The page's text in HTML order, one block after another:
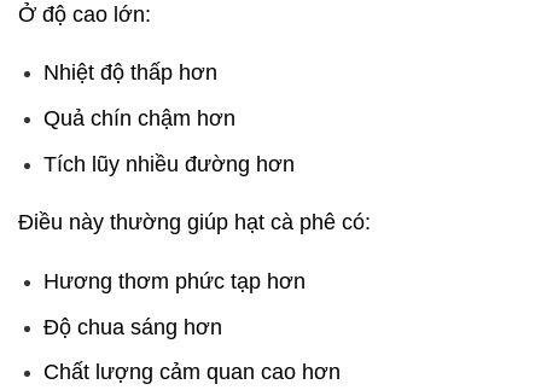
Ở độ cao lớn:
Nhiệt độ thấp hơn
Quả chín chậm hơn
Tích lũy nhiều đường hơn
Điều này thường giúp hạt cà phê có:
Hương thơm phức tạp hơn
Độ chua sáng hơn
Chất lượng cảm quan cao hơn